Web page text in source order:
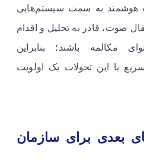
هوشمند به سمت سیستم‌هایی
صوت، قادر به تحلیل و اقدام
مکالمه باشند؛ بنابراین
با این تحولات یک اولویت
بعدی برای سازمان